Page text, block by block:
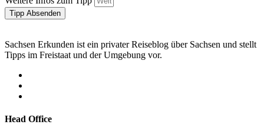
Tipp Absenden
Sachsen Erkunden ist ein privater Reiseblog über Sachsen und stellt
Tipps im Freistaat und der Umgebung vor.
Head Office